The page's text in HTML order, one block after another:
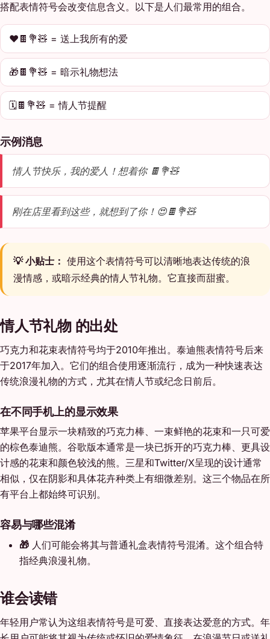
搭配表情符号会改变信息含义。以下是人们最常用的组合。
❤️🍫💐🧸 = 送上我所有的爱
🎁🍫💐🧸 = 暗示礼物想法
🗓️🍫💐🧸 = 情人节提醒
示例消息
情人节快乐，我的爱人！想着你 🍫💐🧸
刚在店里看到这些，就想到了你！😍🍫💐🧸
💡 小贴士： 使用这个表情符号可以清晰地表达传统的浪
漫情感，或暗示经典的情人节礼物。它直接而甜蜜。
情人节礼物 的出处
巧克力和花束表情符号均于2010年推出。泰迪熊表情符号后来
于2017年加入。它们的组合使用逐渐流行，成为一种快速表达
传统浪漫礼物的方式，尤其在情人节或纪念日前后。
在不同手机上的显示效果
苹果平台显示一块精致的巧克力棒、一束鲜艳的花束和一只可爱
的棕色泰迪熊。谷歌版本通常是一块已拆开的巧克力棒、更具设
计感的花束和颜色较浅的熊。三星和Twitter/X呈现的设计通常
相似，仅在阴影和具体花卉种类上有细微差别。这三个物品在所
有平台上都始终可识别。
容易与哪些混淆
🎁 人们可能会将其与普通礼盒表情符号混淆。这个组合特
指经典浪漫礼物。
谁会读错
年轻用户常认为这组表情符号是可爱、直接表达爱意的方式。年